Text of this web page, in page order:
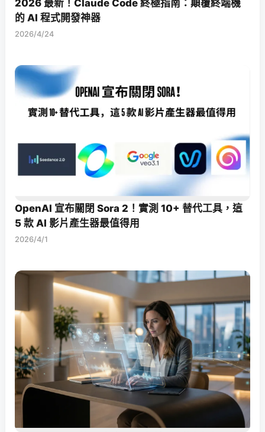
2026 最新！Claude Code 終極指南：顛覆終端機
的 AI 程式開發神器
2026/4/24
OpenAI 宣布關閉 Sora 2！實測 10+ 替代工具，這
5 款 AI 影片產生器最值得用
2026/4/1